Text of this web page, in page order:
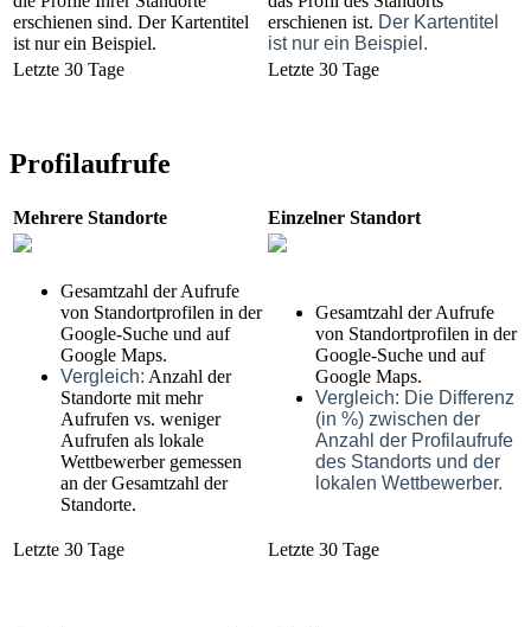
erschienen sind. Der Kartentitel
ist nur ein Beispiel.
erschienen ist. Der Kartentitel
ist nur ein Beispiel.
Letzte 30 Tage
Letzte 30 Tage
Profilaufrufe
Mehrere Standorte Einzelner Standort
Gesamtzahl der Aufrufe
von Standortprofilen in der
Google-Suche und auf
Google Maps.
Vergleich: Anzahl der
Standorte mit mehr
Aufrufen vs. weniger
Aufrufen als lokale
Wettbewerber gemessen
an der Gesamtzahl der
Standorte.
Gesamtzahl der Aufrufe
von Standortprofilen in der
Google-Suche und auf
Google Maps.
Vergleich: Die Differenz
(in %) zwischen der
Anzahl der Profilaufrufe
des Standorts und der
lokalen Wettbewerber.
Letzte 30 Tage Letzte 30 Tage